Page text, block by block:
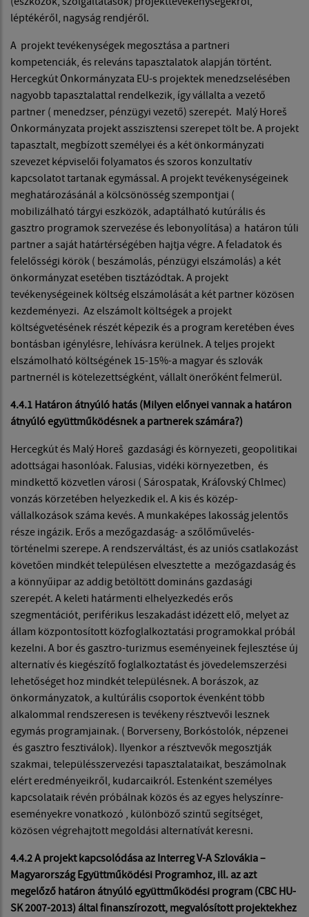
léptékéről, nagyság rendjéről.
A projekt tevékenységek megosztása a partneri
kompetenciák, és releváns tapasztalatok alapján történt.
Hercegkút Önkormányzata EU-s projektek menedzselésében
nagyobb tapasztalattal rendelkezik, így vállalta a vezető
partner ( menedzser, pénzügyi vezető) szerepét. Malý Horeš
Önkormányzata projekt asszisztensi szerepet tölt be. A projekt
tapasztalt, megbízott személyei és a két önkormányzati
szevezet képviselői folyamatos és szoros konzultatív
kapcsolatot tartanak egymással. A projekt tevékenységeinek
meghatározásánál a kölcsönösség szempontjai (
mobilizálható tárgyi eszközök, adaptálható kutúrális és
gasztro programok szervezése és lebonyolítása) a határon túli
partner a saját határtérségében hajtja végre. A feladatok és
felelősségi körök ( beszámolás, pénzügyi elszámolás) a két
önkormányzat esetében tisztázódtak. A projekt
tevékenységeinek költség elszámolását a két partner közösen
kezdeményezi. Az elszámolt költségek a projekt
költségvetésének részét képezik és a program keretében éves
bontásban igénylésre, lehívásra kerülnek. A teljes projekt
elszámolható költségének 15-15%-a magyar és szlovák
partnernél is kötelezettségként, vállalt önerőként felmerül.
4.4.1 Határon átnyúló hatás (Milyen előnyei vannak a határon
átnyúló együttműködésnek a partnerek számára?)
Hercegkút és Malý Horeš gazdasági és környezeti, geopolitikai
adottságai hasonlóak. Falusias, vidéki környezetben, és
mindkettő közvetlen városi ( Sárospatak, Kráľovský Chlmec)
vonzás körzetében helyezkedik el. A kis és közép-
vállalkozások száma kevés. A munkaképes lakosság jelentős
része ingázik. Erős a mezőgazdaság- a szőlőművelés-
történelmi szerepe. A rendszerváltást, és az uniós csatlakozást
követően mindkét településen elvesztette a mezőgazdaság és
a könnyűipar az addig betöltött domináns gazdasági
szerepét. A keleti határmenti elhelyezkedés erős
szegmentációt, periférikus leszakadást idézett elő, melyet az
állam központosított közfoglalkoztatási programokkal próbál
kezelni. A bor és gasztro-turizmus eseményeinek fejlesztése új
alternatív és kiegészítő foglalkoztatást és jövedelemszerzési
lehetőséget hoz mindkét településnek. A borászok, az
önkormányzatok, a kultúrális csoportok évenként több
alkalommal rendszeresen is tevékeny résztvevői lesznek
egymás programjainak. ( Borverseny, Borkóstolók, népzenei
és gasztro fesztiválok). Ilyenkor a résztvevők megosztják
szakmai, településszervezési tapasztalataikat, beszámolnak
elért eredményeikről, kudarcaikról. Estenként személyes
kapcsolataik révén próbálnak közös és az egyes helyszínre-
eseményekre vonatkozó , különböző szintű segítséget,
közösen végrehajtott megoldási alternatívát keresni.
4.4.2 A projekt kapcsolódása az Interreg V-A Szlovákia –
Magyarország Együttműködési Programhoz, ill. az azt
megelőző határon átnyúló együttműködési program (CBC HU-
SK 2007-2013) által finanszírozott, megvalósított projektekhez